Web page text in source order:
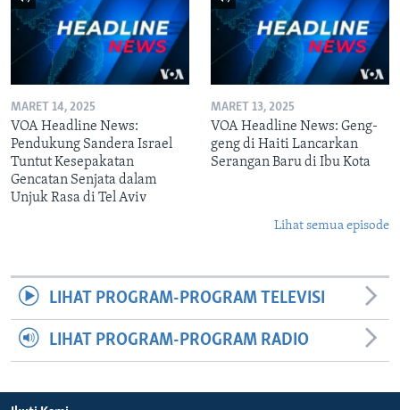
MARET 14, 2025
VOA Headline News:
Pendukung Sandera Israel
Tuntut Kesepakatan
Gencatan Senjata dalam
Unjuk Rasa di Tel Aviv
MARET 13, 2025
VOA Headline News: Geng-
geng di Haiti Lancarkan
Serangan Baru di Ibu Kota
Lihat semua episode
LIHAT PROGRAM-PROGRAM TELEVISI
LIHAT PROGRAM-PROGRAM RADIO